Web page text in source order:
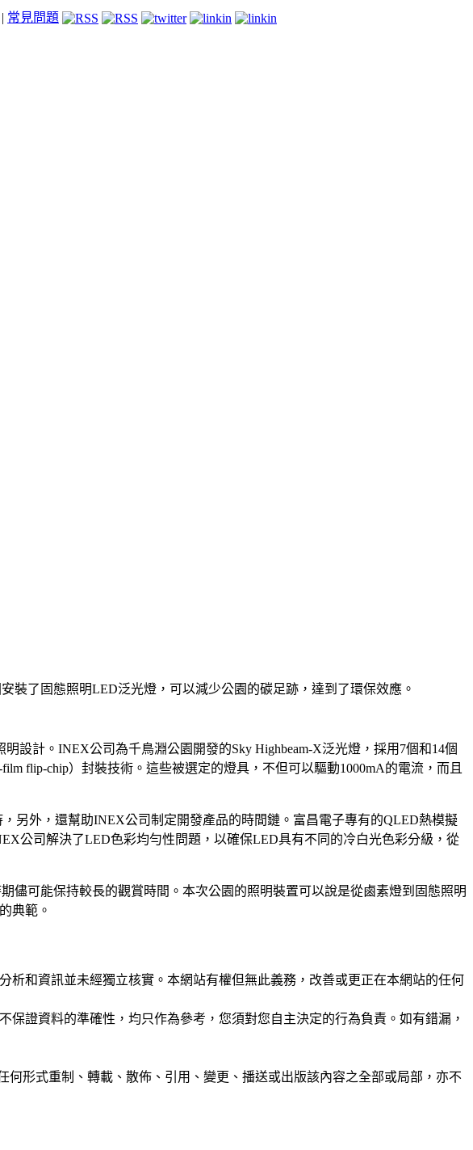
| 常見問題
裝了固態照明LED泛光燈，可以減少公園的碳足跡，達到了環保效應。
設計。INEX公司為千鳥淵公園開發的Sky Highbeam-X泛光燈，採用7個和14個
flip-chip）封裝技術。這些被選定的燈具，不但可以驅動1000mA的電流，而且
另外，還幫助INEX公司制定開發產品的時間鏈。富昌電子專有的QLED熱模擬
公司解決了LED色彩均勻性問題，以確保LED具有不同的冷白光色彩分級，從
儘可能保持較長的觀賞時間。本次公園的照明裝置可以說是從鹵素燈到固態照明
典範。
析和資訊並未經獨立核實。本網站有權但無此義務，改善或更正在本網站的任何
證資料的準確性，均只作為參考，您須對您自主決定的行為負責。如有錯漏，
何形式重制、轉載、散佈、引用、變更、播送或出版該內容之全部或局部，亦不